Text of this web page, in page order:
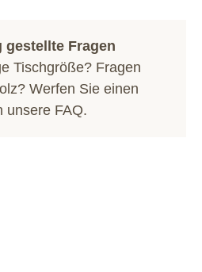
gestellte Fragen
Tischgröße? Fragen
Werfen Sie einen
unsere FAQ.